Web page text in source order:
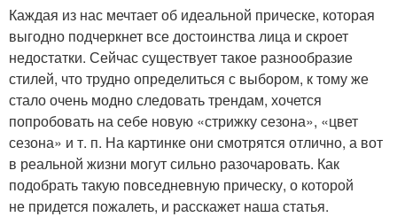
Каждая из нас мечтает об идеальной прическе, которая
выгодно подчеркнет все достоинства лица и скроет
недостатки. Сейчас существует такое разнообразие
стилей, что трудно определиться с выбором, к тому же
стало очень модно следовать трендам, хочется
попробовать на себе новую «стрижку сезона», «цвет
сезона» и т. п. На картинке они смотрятся отлично, а вот
в реальной жизни могут сильно разочаровать. Как
подобрать такую повседневную прическу, о которой
не придется пожалеть, и расскажет наша статья.